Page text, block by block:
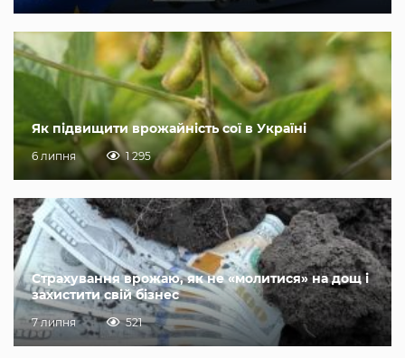
Як підвищити врожайність сої в Україні
6 липня 1 295
Страхування врожаю, як не «молитися» на дощ і
захистити свій бізнес
7 липня 521